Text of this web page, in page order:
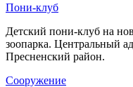
Пони-клуб
Детский пони-клуб на
зоопарка. Центральный
Пресненский район.
Сооружение